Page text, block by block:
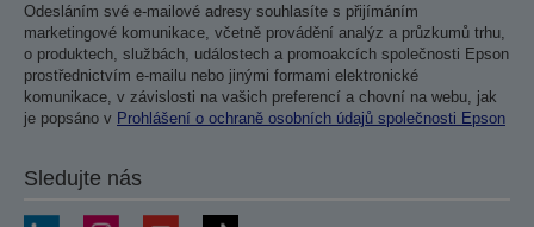
Odesláním své e-mailové adresy souhlasíte s přijímáním
marketingové komunikace, včetně provádění analýz a průzkumů trhu,
o produktech, službách, událostech a promoakcích společnosti Epson
prostřednictvím e-mailu nebo jinými formami elektronické
komunikace, v závislosti na vašich preferencí a chovní na webu, jak
je popsáno v Prohlášení o ochraně osobních údajů společnosti Epson
Sledujte nás